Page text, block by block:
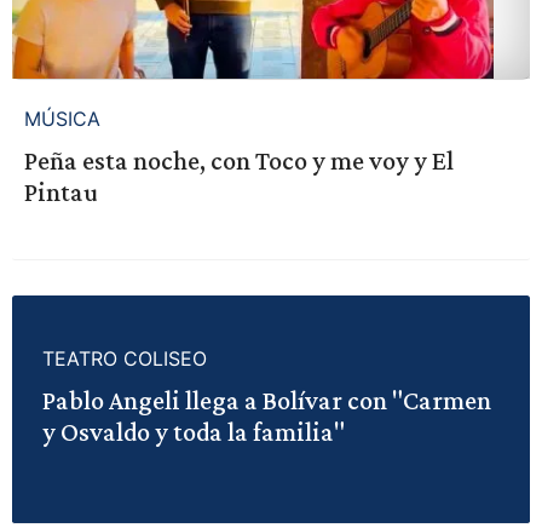
MÚSICA
Peña esta noche, con Toco y me voy y El
Pintau
TEATRO COLISEO
Pablo Angeli llega a Bolívar con "Carmen
y Osvaldo y toda la familia"